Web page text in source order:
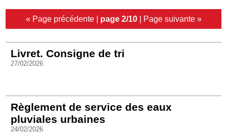
Contacts
« Page précédente| page 2/10| Page suivante »
Livret. Consigne de tri
27/02/2026
Règlement de service des eaux
pluviales urbaines
24/02/2026